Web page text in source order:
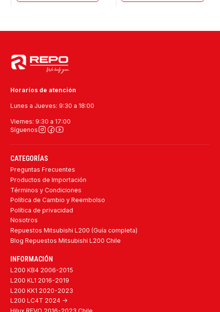
Horarios de atención
Lunes a Jueves: 9:30 a 18:00
Viernes: 9:30 a 17:00
Síguenos
CATEGORÍAS
Preguntas Frecuentes
Productos de Importación
Términos y Condiciones
Política de Cambio y Reembolso
Política de privacidad
Nosotros
Repuestos Mitsubishi L200 (Guía completa)
Blog Repuestos Mitsubishi L200 Chile
INFORMACIÓN
L200 KB4 2006-2015
L200 KL1 2016-2019
L200 KK1 2020-2023
L200 LC4T 2024 ->